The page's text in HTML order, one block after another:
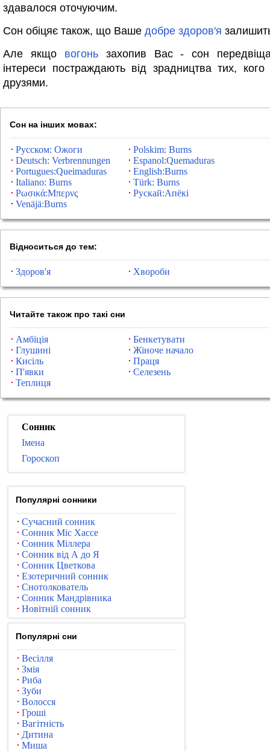
здавалося оточуючим.
Сон обіцяє також, що Ваше добре здоров'я
Але якщо вогоньзахопив Вас - сон
інтереси постраждають від зрадництва тих,
друзями.
Сон на інших мовах:
Русском: Ожоги
Polskim: Burns
Deutsch: Verbrennungen
Espanol:Quemaduras
Portugues:Queimaduras
English:Burns
Italiano: Burns
Türk: Burns
Ρωσικά:Μπερνς
Рускай:Апёкі
Venäjä:Burns
Відноситься до тем:
Здоров'я Хвороби
Читайте також про такі сни
Амбіція
Бенкетувати
Глушині
Жіноче начало
Кисіль
Праця
П'явки
Селезень
Теплиця
Сонник
Імена
Гороскоп
Популярні сонники
Сучасний сонник
Сонник Міс Хассе
Сонник Міллера
Сонник від А до Я
Сонник Цветкова
Езотеричний сонник
Снотолкователь
Сонник Мандрівника
Новітній сонник
Популярні сни
Весілля
Змія
Риба
Зуби
Волосся
Гроші
Вагітність
Дитина
Миша